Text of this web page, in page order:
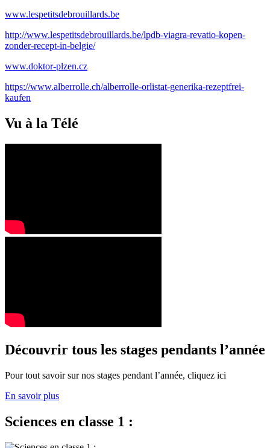
www.lespetitsdebrouillards.be
http://www.lespetitsdebrouillards.be/lpdb-viagra-revatio-kopen-
zonder-recept-in-belgie/
www.doktor-plzen.cz
https://www.alberrolle.ch/alberrolle-orlistat-generika-rezeptfrei-
kaufen
Vu à la Télé
Découvrir tous les stages pendants l’année
Pour tout savoir sur nos stages pendant l’année, cliquez ici
En savoir plus
Sciences en classe 1 :